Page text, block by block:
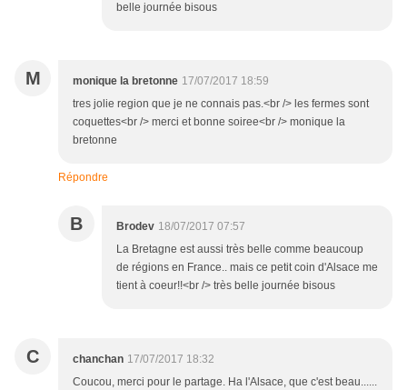
belle journée bisous
M monique la bretonne 17/07/2017 18:59
tres jolie region que je ne connais pas.<br /> les fermes sont
coquettes<br /> merci et bonne soiree<br /> monique la
bretonne
Répondre
B Brodev 18/07/2017 07:57
La Bretagne est aussi très belle comme beaucoup
de régions en France.. mais ce petit coin d'Alsace me
tient à coeur!!<br /> très belle journée bisous
C chanchan 17/07/2017 18:32
Coucou, merci pour le partage. Ha l'Alsace, que c'est beau......